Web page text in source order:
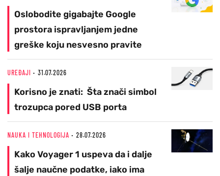
Oslobodite gigabajte Google
prostora ispravljanjem jedne
greške koju nesvesno pravite
UREĐAJI 31.07.2026
Korisno je znati: Šta znači simbol
trozupca pored USB porta
NAUKA I TEHNOLOGIJA 28.07.2026
Kako Voyager 1 uspeva da i dalje
šalje naučne podatke, iako ima